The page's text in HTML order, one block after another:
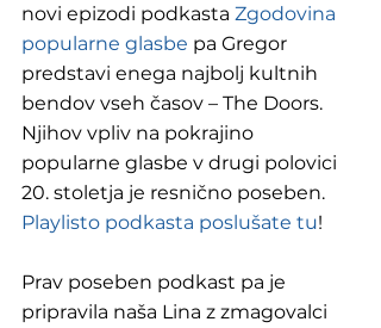
novi epizodi podkasta Zgodovina
popularne glasbe pa Gregor
predstavi enega najbolj kultnih
bendov vseh časov – The Doors.
Njihov vpliv na pokrajino
popularne glasbe v drugi polovici
20. stoletja je resnično poseben.
Playlisto podkasta poslušate tu!
Prav poseben podkast pa je
pripravila naša Lina z zmagovalci